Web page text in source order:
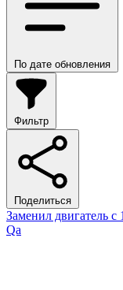
По дате обновления
Фильтр
Поделиться
Заменил двигатель
Qa